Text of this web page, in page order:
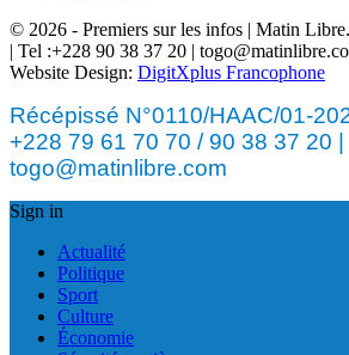
© 2026 - Premiers sur les infos | Matin
| Tel :+228 90 38 37 20 |
Website Design: DigitXplus Francophone
Récépissé N°0110/HAAC/01-
+228 79 61 70 70 / 90 38 37 20 |
togo@matinlibre.com
Sign in
Actualité
Politique
Sport
Culture
Économie